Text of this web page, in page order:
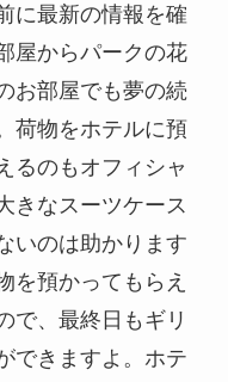
に最新の情報を確
屋からパークの花
お部屋でも夢の続
荷物をホテルに預
るのもオフィシャ
きなスーツケース
いのは助かります
を預かってもらえ
で、最終日もギリ
できますよ。ホテ